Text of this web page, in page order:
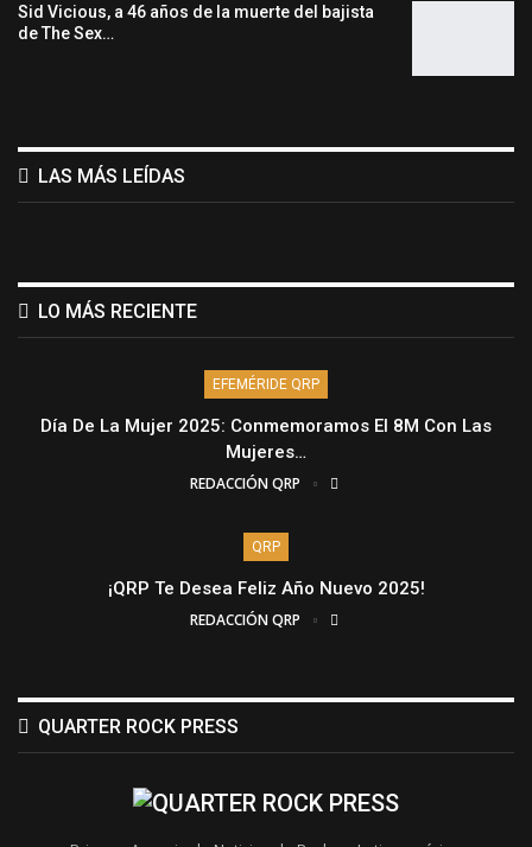
Sid Vicious, a 46 años de la muerte del bajista
de The Sex…
LAS MÁS LEÍDAS
LO MÁS RECIENTE
EFEMÉRIDE QRP
Día De La Mujer 2025: Conmemoramos El 8M Con Las
Mujeres…
REDACCIÓN QRP
QRP
¡QRP Te Desea Feliz Año Nuevo 2025!
REDACCIÓN QRP
QUARTER ROCK PRESS